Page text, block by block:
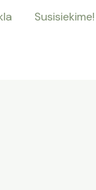
Susisiekime!